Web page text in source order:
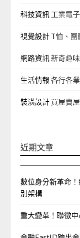
科技資訊 工業電
視覺設計 T恤、團
網路資訊 新奇趣
生活情報 各行各
裝潢設計 買屋賣
近期文章
數位身分新革命
別架構
重大變革！聯徵